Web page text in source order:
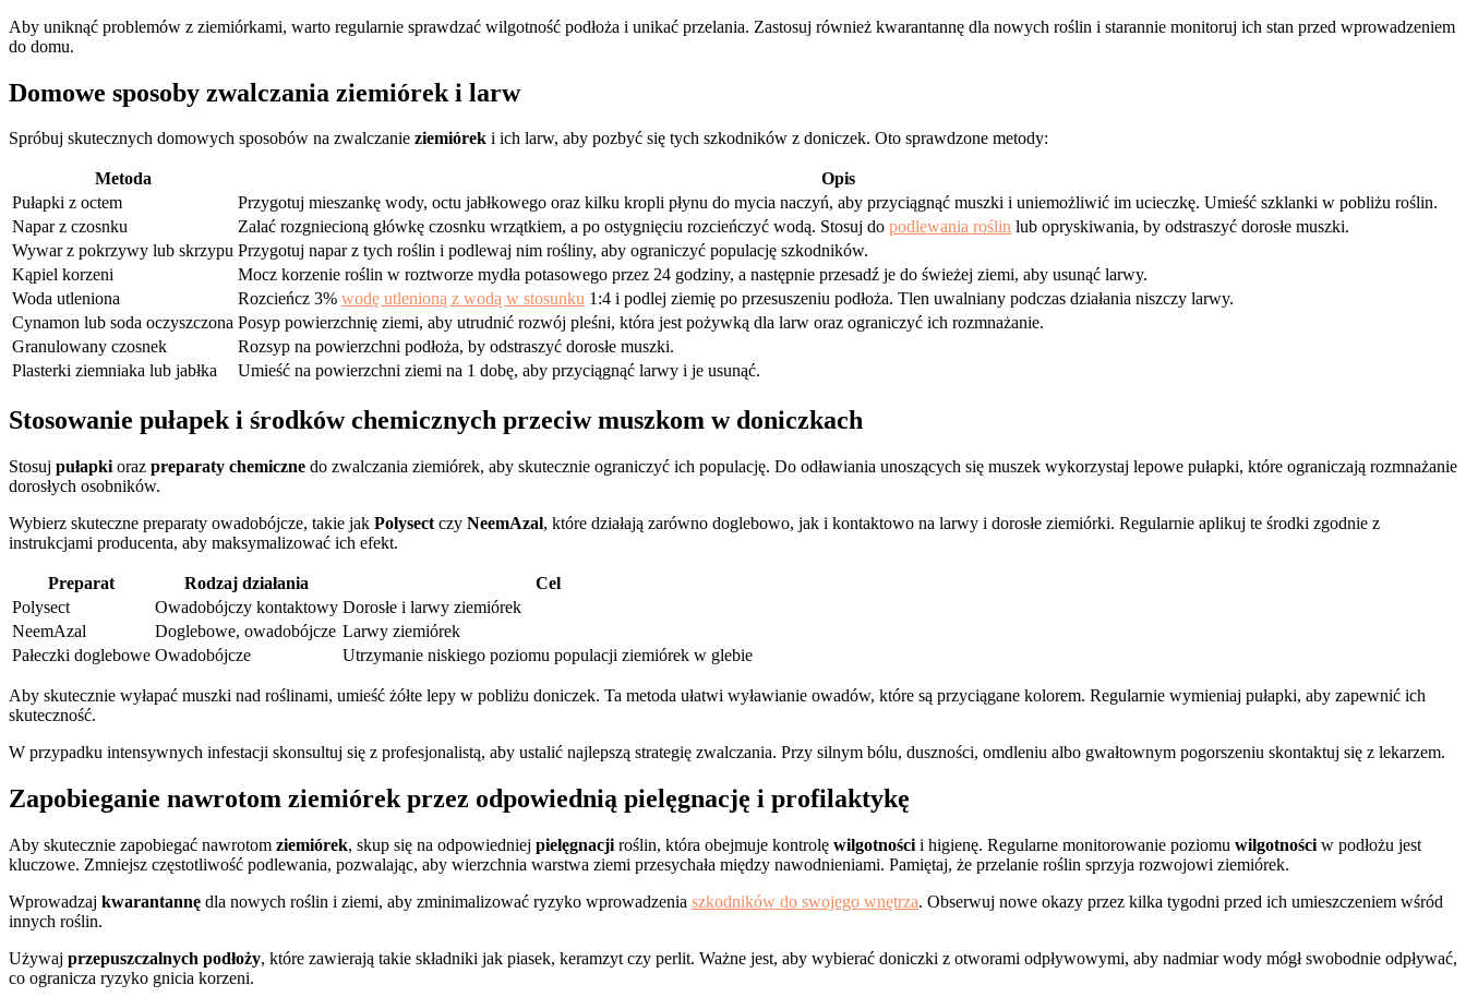
Aby uniknąć problemów z ziemiórkami, warto regularnie sprawdzać wilgotność podłoża i unikać przelania. Zastosuj również kwarantannę dla nowych roślin i starannie monitoruj ich stan przed wprowadzeniem
do domu.
Domowe sposoby zwalczania ziemiórek i larw
Spróbuj skutecznych domowych sposobów na zwalczanie ziemiórek i ich larw, aby pozbyć się tych szkodników z doniczek. Oto sprawdzone metody:
Metoda
Opis
Pułapki z octem
Przygotuj mieszankę wody, octu jabłkowego oraz kilku kropli płynu do mycia naczyń, aby przyciągnąć muszki i uniemożliwić im ucieczkę. Umieść szklanki w pobliżu roślin.
Napar z czosnku
Zalać rozgniecioną główkę czosnku wrzątkiem, a po ostygnięciu rozcieńczyć wodą. Stosuj do podlewania roślin lub opryskiwania, by odstraszyć dorosłe muszki.
Wywar z pokrzywy lub skrzypu Przygotuj napar z tych roślin i podlewaj nim rośliny, aby ograniczyć populację szkodników.
Kąpiel korzeni
Mocz korzenie roślin w roztworze mydła potasowego przez 24 godziny, a następnie przesadź je do świeżej ziemi, aby usunąć larwy.
Woda utleniona
Rozcieńcz 3% wodę utlenioną z wodą w stosunku 1:4 i podlej ziemię po przesuszeniu podłoża. Tlen uwalniany podczas działania niszczy larwy.
Cynamon lub soda oczyszczona Posyp powierzchnię ziemi, aby utrudnić rozwój pleśni, która jest pożywką dla larw oraz ograniczyć ich rozmnażanie.
Granulowany czosnek
Rozsyp na powierzchni podłoża, by odstraszyć dorosłe muszki.
Plasterki ziemniaka lub jabłka
Umieść na powierzchni ziemi na 1 dobę, aby przyciągnąć larwy i je usunąć.
Stosowanie pułapek i środków chemicznych przeciw muszkom w doniczkach
Stosuj pułapki oraz preparaty chemiczne do zwalczania ziemiórek, aby skutecznie ograniczyć ich populację. Do odławiania unoszących się muszek wykorzystaj lepowe pułapki, które ograniczają rozmnażanie
dorosłych osobników.
Wybierz skuteczne preparaty owadobójcze, takie jak Polysect czy NeemAzal, które działają zarówno doglebowo, jak i kontaktowo na larwy i dorosłe ziemiórki. Regularnie aplikuj te środki zgodnie z
instrukcjami producenta, aby maksymalizować ich efekt.
Preparat Rodzaj działania
Cel
Polysect
Owadobójczy kontaktowy Dorosłe i larwy ziemiórek
NeemAzal
Doglebowe, owadobójcze Larwy ziemiórek
Pałeczki doglebowe Owadobójcze Utrzymanie niskiego poziomu populacji ziemiórek w glebie
Aby skutecznie wyłapać muszki nad roślinami, umieść żółte lepy w pobliżu doniczek. Ta metoda ułatwi wyławianie owadów, które są przyciągane kolorem. Regularnie wymieniaj pułapki, aby zapewnić ich
skuteczność.
W przypadku intensywnych infestacji skonsultuj się z profesjonalistą, aby ustalić najlepszą strategię zwalczania. Przy silnym bólu, duszności, omdleniu albo gwałtownym pogorszeniu skontaktuj się z lekarzem.
Zapobieganie nawrotom ziemiórek przez odpowiednią pielęgnację i profilaktykę
Aby skutecznie zapobiegać nawrotom ziemiórek, skup się na odpowiedniej pielęgnacji roślin, która obejmuje kontrolę wilgotności i higienę. Regularne monitorowanie poziomu wilgotności w podłożu jest
kluczowe. Zmniejsz częstotliwość podlewania, pozwalając, aby wierzchnia warstwa ziemi przesychała między nawodnieniami. Pamiętaj, że przelanie roślin sprzyja rozwojowi ziemiórek.
Wprowadzaj kwarantannę dla nowych roślin i ziemi, aby zminimalizować ryzyko wprowadzenia szkodników do swojego wnętrza. Obserwuj nowe okazy przez kilka tygodni przed ich umieszczeniem wśród
innych roślin.
Używaj przepuszczalnych podłoży, które zawierają takie składniki jak piasek, keramzyt czy perlit. Ważne jest, aby wybierać doniczki z otworami odpływowymi, aby nadmiar wody mógł swobodnie odpływać,
co ogranicza ryzyko gnicia korzeni.